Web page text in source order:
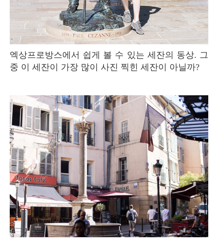
엑상프로방스에서 쉽게 볼 수 있는 세잔의 동상. 그
중 이 세잔이 가장 많이 사진 찍힌 세잔이 아닐까?